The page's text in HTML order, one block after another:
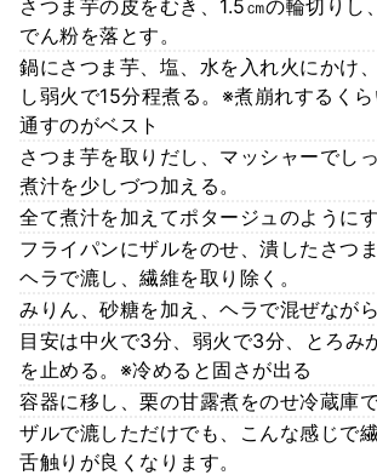
さつま芋の皮をむき、1.5㎝の輪切りし
でん粉を落とす。
鍋にさつま芋、塩、水を入れ火にかけ
し弱火で15分程煮る。※煮崩れするく
通すのがベスト
さつま芋を取りだし、マッシャーでし
煮汁を少しづつ加える。
全て煮汁を加えてポタージュのようにす
フライパンにザルをのせ、潰したさつ
ヘラで漉し、繊維を取り除く。
みりん、砂糖を加え、ヘラで混ぜなが
目安は中火で3分、弱火で3分、とろみ
を止める。※冷めると固さが出る
容器に移し、栗の甘露煮をのせ冷蔵庫で
ザルで漉しただけでも、こんな感じで
舌触りが良くなります。